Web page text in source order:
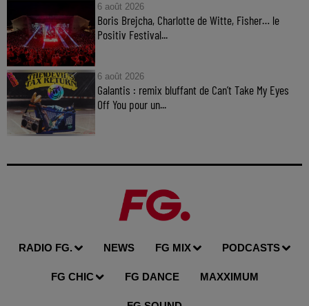
6 août 2026
Boris Brejcha, Charlotte de Witte, Fisher… le
Positiv Festival...
6 août 2026
Galantis : remix bluffant de Can’t Take My Eyes
Off You pour un...
RADIO FG. NEWS FG MIX PODCASTS
FG CHIC FG DANCE MAXXIMUM